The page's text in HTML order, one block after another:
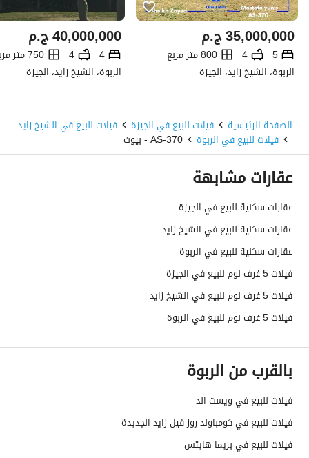
ج.م35,000,000
5
4
800 متر مربع
الربوة، الشيخ زايد، الجيزة
ج.م40,000,000
4
4
750 متر مربع
الربوة، الشيخ زايد، الجيزة
الصفحة الرئيسية فيلات للبيع في الجيزة فيلات للبيع في الشيخ زايد
فيلات للبيع في الربوة AS-370 - بيوت
عقارات مشابهة
عقارات سكنية للبيع في الجيزة
عقارات سكنية للبيع في الشيخ زايد
عقارات سكنية للبيع في الربوة
فيلات 5 غرف نوم للبيع في الجيزة
فيلات 5 غرف نوم للبيع في الشيخ زايد
فيلات 5 غرف نوم للبيع في الربوة
بالقرب من الربوة
فيلات للبيع في ويست اند
فيلات للبيع في كومباوند روز فيل زايد الجديدة
فيلات للبيع في بريما هايتس